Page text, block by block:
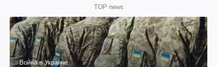
TOP news
Война в Украине